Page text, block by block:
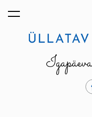
lisati ostukorvi.